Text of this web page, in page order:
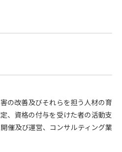
の改善及びそれらを担う人材の育
、資格の付与を受けた者の活動支
催及び運営、コンサルティング業